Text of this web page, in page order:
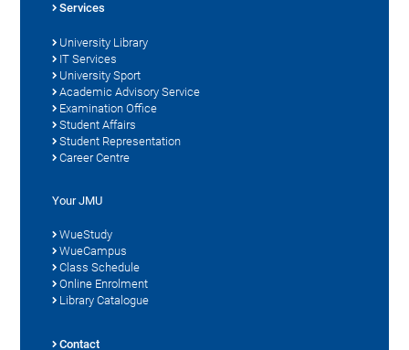
Services
University Library
IT Services
University Sport
Academic Advisory Service
Examination Office
Student Affairs
Student Representation
Career Centre
Your JMU
WueStudy
WueCampus
Class Schedule
Online Enrolment
Library Catalogue
Contact